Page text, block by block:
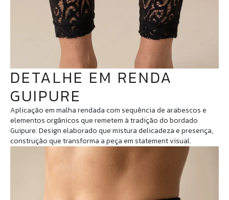
DETALHE EM RENDA
GUIPURE
Aplicação em malha rendada com sequência de arabescos e
elementos orgânicos que remetem à tradição do bordado
Guipure. Design elaborado que mistura delicadeza e presença,
construção que transforma a peça em statement visual.